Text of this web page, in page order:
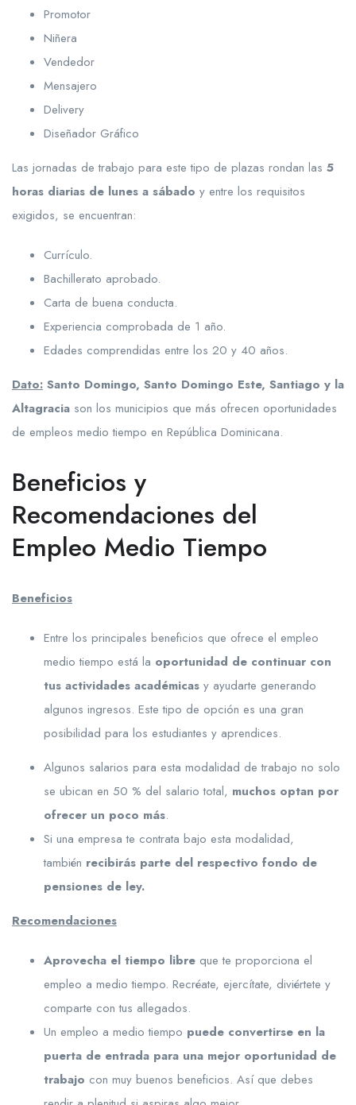
Promotor
Niñera
Vendedor
Mensajero
Delivery
Diseñador Gráfico
Las jornadas de trabajo para este tipo de plazas rondan las 5
horas diarias de lunes a sábado y entre los requisitos
exigidos, se encuentran:
Currículo.
Bachillerato aprobado.
Carta de buena conducta.
Experiencia comprobada de 1 año.
Edades comprendidas entre los 20 y 40 años.
Dato: Santo Domingo, Santo Domingo Este, Santiago y la
Altagracia son los municipios que más ofrecen oportunidades
de empleos medio tiempo en República Dominicana.
Beneficios y
Recomendaciones del
Empleo Medio Tiempo
Beneficios
Entre los principales beneficios que ofrece el empleo
medio tiempo está la oportunidad de continuar con
tus actividades académicas y ayudarte generando
algunos ingresos. Este tipo de opción es una gran
posibilidad para los estudiantes y aprendices.
Algunos salarios para esta modalidad de trabajo no solo
se ubican en 50 % del salario total, muchos optan por
ofrecer un poco más.
Si una empresa te contrata bajo esta modalidad,
también recibirás parte del respectivo fondo de
pensiones de ley.
Recomendaciones
Aprovecha el tiempo libre que te proporciona el
empleo a medio tiempo. Recréate, ejercítate, diviértete y
comparte con tus allegados.
Un empleo a medio tiempo puede convertirse en la
puerta de entrada para una mejor oportunidad de
trabajo con muy buenos beneficios. Así que debes